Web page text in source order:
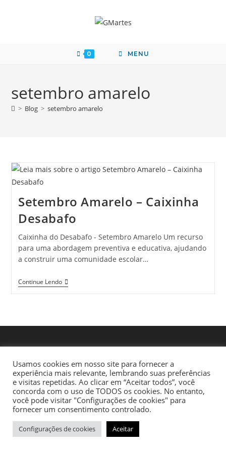
0 MENU
setembro amarelo
> Blog > setembro amarelo
Setembro Amarelo – Caixinha
Desabafo
Caixinha do Desabafo - Setembro Amarelo Um recurso
para uma abordagem preventiva e educativa, ajudando
a construir uma comunidade escolar…
Continue Lendo
Usamos cookies em nosso site para fornecer a
experiência mais relevante, lembrando suas preferências
e visitas repetidas. Ao clicar em “Aceitar todos”, você
concorda com o uso de TODOS os cookies. No entanto,
você pode visitar "Configurações de cookies" para
fornecer um consentimento controlado.
Configurações de cookies Aceitar